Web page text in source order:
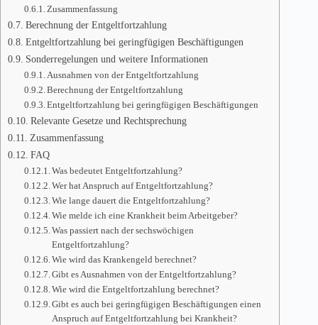
Zusammenfassung
Berechnung der Entgeltfortzahlung
Entgeltfortzahlung bei geringfügigen Beschäftigungen
Sonderregelungen und weitere Informationen
Ausnahmen von der Entgeltfortzahlung
Berechnung der Entgeltfortzahlung
Entgeltfortzahlung bei geringfügigen Beschäftigungen
Relevante Gesetze und Rechtsprechung
Zusammenfassung
FAQ
Was bedeutet Entgeltfortzahlung?
Wer hat Anspruch auf Entgeltfortzahlung?
Wie lange dauert die Entgeltfortzahlung?
Wie melde ich eine Krankheit beim Arbeitgeber?
Was passiert nach der sechswöchigen
Entgeltfortzahlung?
Wie wird das Krankengeld berechnet?
Gibt es Ausnahmen von der Entgeltfortzahlung?
Wie wird die Entgeltfortzahlung berechnet?
Gibt es auch bei geringfügigen Beschäftigungen einen
Anspruch auf Entgeltfortzahlung bei Krankheit?